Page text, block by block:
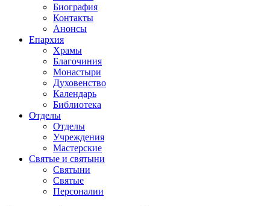
Биография
Контакты
Анонсы
Епархия
Храмы
Благочиния
Монастыри
Духовенство
Календарь
Библиотека
Отделы
Отделы
Учреждения
Мастерские
Святые и святыни
Cвятыни
Cвятые
Персоналии